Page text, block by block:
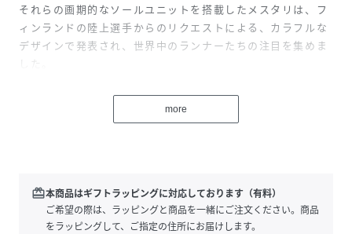
それらの画期的なソールユニットを搭載したメスタリは、フ
ィンランドの陸上選手からのリクエストによる、カラフルな
デザインで発表され、世界中のランナーたちの注目を集めま
当時、特許を取得したエアクッションをいち早くシューズに
取り込んだことでも知られています。
味の足ですが見た目より幅があるため快適です。
女性：足のサイズ23.5cm・・6サイズで合いました。柔らか
く足の形に沿うのでフィット感抜群です。
more
redeem本商品はギフトラッピングに対応しております（有料）
ご希望の際は、ラッピングと商品を一緒にご注文ください。商品
をラッピングして、ご指定の住所にお届けします。